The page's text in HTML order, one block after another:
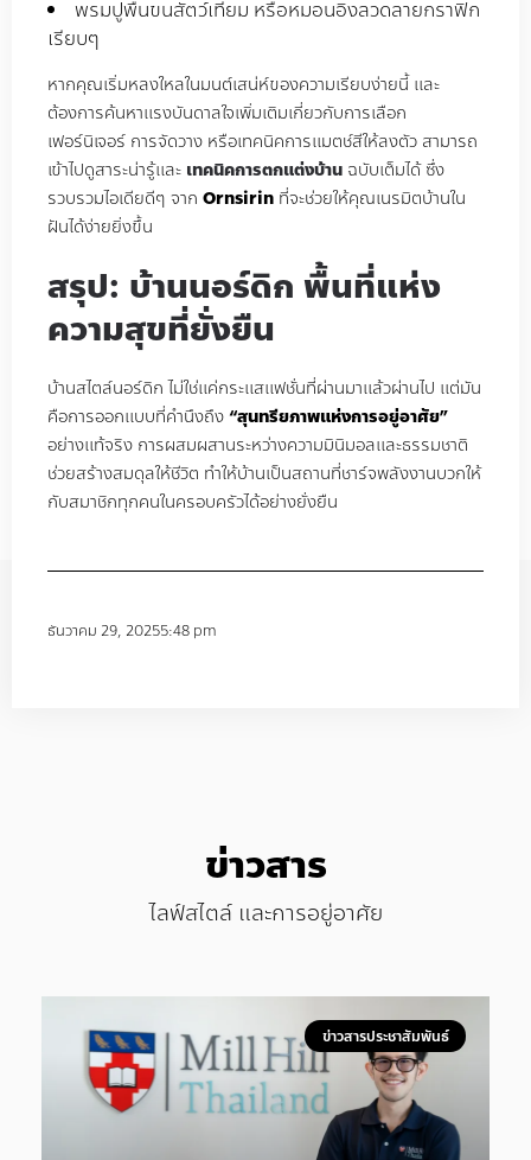
พรมปูพื้นขนสัตว์เทียม หรือหมอนอิงลวดลายกราฟิก
เรียบๆ
หากคุณเริ่มหลงใหลในมนต์เสน่ห์ของความเรียบง่ายนี้ และ
ต้องการค้นหาแรงบันดาลใจเพิ่มเติมเกี่ยวกับการเลือก
เฟอร์นิเจอร์ การจัดวาง หรือเทคนิคการแมตช์สีให้ลงตัว สามารถ
เข้าไปดูสาระน่ารู้และ เทคนิคการตกแต่งบ้าน ฉบับเต็มได้ ซึ่ง
รวบรวมไอเดียดีๆ จาก Ornsirin ที่จะช่วยให้คุณเนรมิตบ้านใน
ฝันได้ง่ายยิ่งขึ้น
สรุป: บ้านนอร์ดิก พื้นที่แห่ง
ความสุขที่ยั่งยืน
บ้านสไตล์นอร์ดิก ไม่ใช่แค่กระแสแฟชั่นที่ผ่านมาแล้วผ่านไป แต่มัน
คือการออกแบบที่คำนึงถึง“สุนทรียภาพแห่งการอยู่อาศัย”
อย่างแท้จริง การผสมผสานระหว่างความมินิมอลและธรรมชาติ
ช่วยสร้างสมดุลให้ชีวิต ทำให้บ้านเป็นสถานที่ชาร์จพลังงานบวกให้
กับสมาชิกทุกคนในครอบครัวได้อย่างยั่งยืน
ธันวาคม 29, 20255:48 pm
ข่าวสาร
ไลฟ์สไตล์ และการอยู่อาศัย
ข่าวสารประชาสัมพันธ์